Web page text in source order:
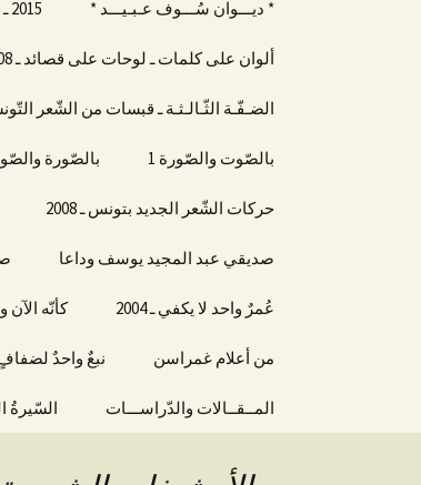
إلى
المحتوى
* ديـــوان سُـــوف عـبـيـــد * 2015 ـ oxyde de l ‘âme
ألوان على كلمات ـ لوحات على قصائد ـ 2008
الضـفّـة الثّـالـثـة ـ قبسات من الشّعر
بالصّوت والصّورة 1 بالصّورة
حركات الشّعر الجديد بتونس ـ 2008
صديقي عبد المجيد يوسف وداعا
عُمرٌ واحد لا يكفي ـ 2004 كأنّه
من أعلام غمراسن نبعٌ واحدٌ لضفافٍ
المــقــالات والدّراســـات السّيرةُ